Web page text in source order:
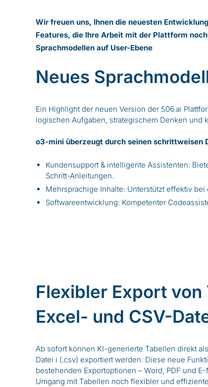
Wir freuen uns, Ihnen die neuesten
Features, die Ihre Arbeit mit der Plattform
Sprachmodellen auf User-Ebene
Neues
Ein Highlight der neuen Version der 506.ai
logischen Aufgaben, strategischem Denken und
o3-mini überzeugt durch seinen schrittweisen
Kundensupport & intelligente Assistenten:
Schritt-Anleitungen.
Mehrsprachige Inhalte: Unterstützt effektiv
Softwareentwicklung: Kompetenter
Flexibler Export von
Excel- und CSV-
Ab sofort können KI-generierte Tabellen direkt
Datei i (.csv) exportiert werden. Diese neue
bestehenden Exportoptionen – Word, PDF und
Umgang mit Tabellen noch flexibler und